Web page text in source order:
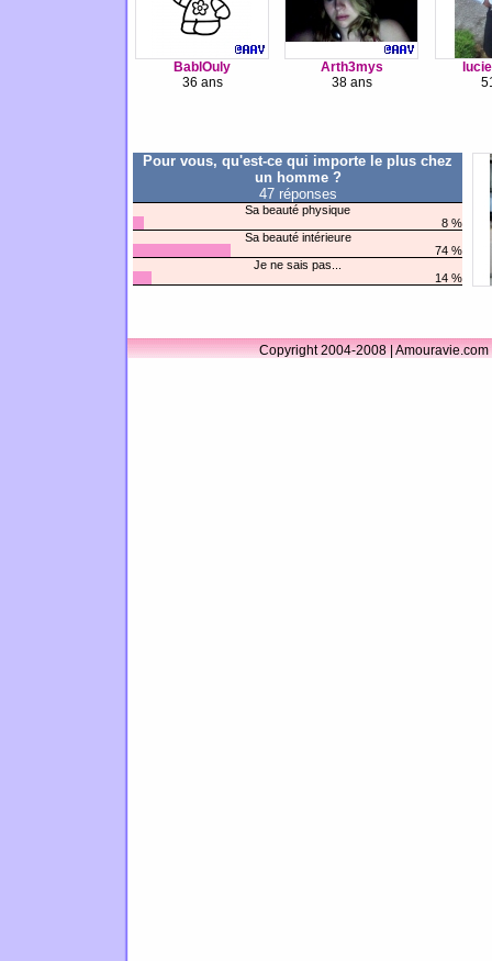
BablOuly
36 ans
Arth3mys
38 ans
Pour vous, qu'est-ce qui importe le plus chez
un homme ?
47 réponses
Sa beauté physique
8 %
Sa beauté intérieure
74 %
Je ne sais pas...
14 %
Copyright 2004-2008 |